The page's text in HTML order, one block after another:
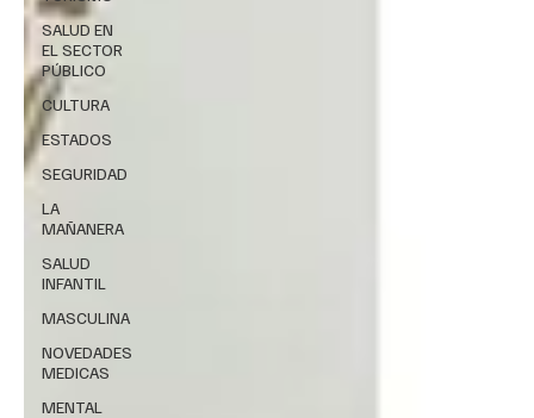
SALUD EN
EL SECTOR
PÚBLICO
CULTURA
ESTADOS
SEGURIDAD
LA
MAÑANERA
SALUD
INFANTIL
MASCULINA
NOVEDADES
MEDICAS
MENTAL